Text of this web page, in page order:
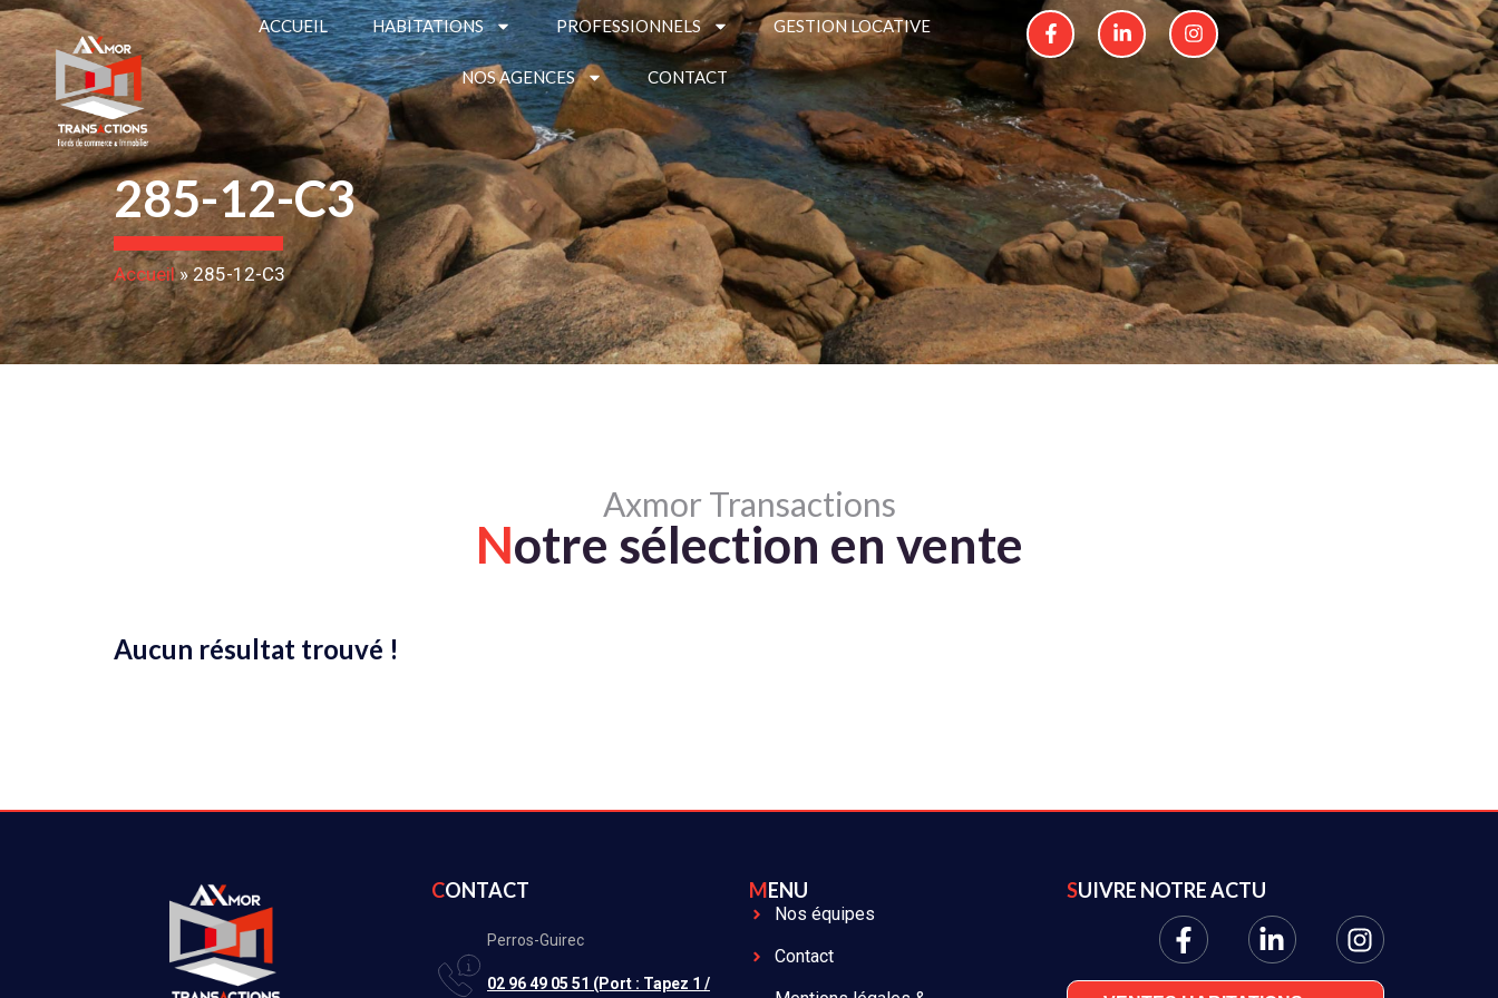
ACCUEIL HABITATIONS PROFESSIONNELS GESTION LOCATIVE
NOS AGENCES CONTACT
285-12-C3
Accueil»285-12-C3
Axmor Transactions
Notre sélection en vente
Aucun résultat trouvé !
CONTACT
Perros-Guirec
02 96 49 05 51 (Port : Tapez 1 /
MENU
Nos équipes
Contact
SUIVRE NOTRE ACTU